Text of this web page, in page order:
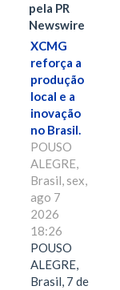
pela PR
Newswire
XCMG
reforça a
produção
local e a
inovação
no Brasil.
POUSO
ALEGRE,
Brasil, sex,
ago 7
2026
18:26
POUSO
ALEGRE,
Brasil, 7 de